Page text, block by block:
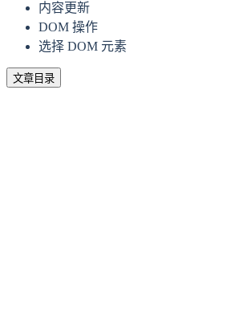
内容更新
DOM 操作
选择 DOM 元素
文章目录